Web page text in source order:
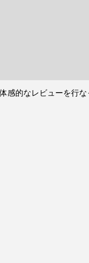
感的なレビューを行